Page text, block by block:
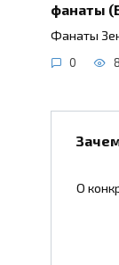
фанаты
Фанаты
0
О